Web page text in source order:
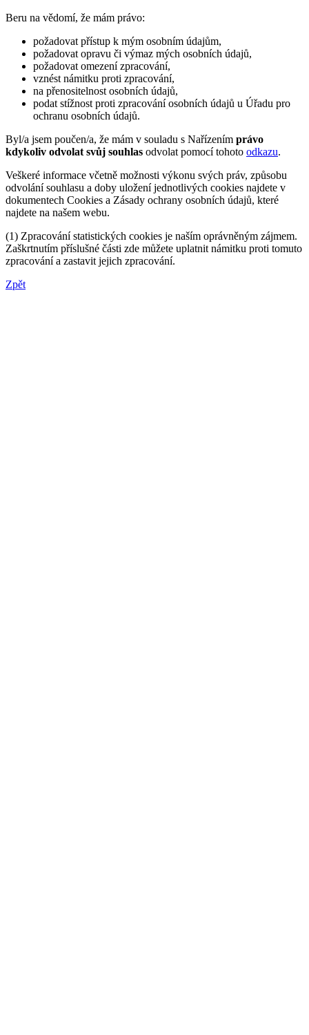
Beru na vědomí, že mám právo:
požadovat přístup k mým osobním údajům,
požadovat opravu či výmaz mých osobních údajů,
požadovat omezení zpracování,
vznést námitku proti zpracování,
na přenositelnost osobních údajů,
podat stížnost proti zpracování osobních údajů u Úřadu pro
ochranu osobních údajů.
Byl/a jsem poučen/a, že mám v souladu s Nařízením právo
kdykoliv odvolat svůj souhlas odvolat pomocí tohoto odkazu.
Veškeré informace včetně možnosti výkonu svých práv, způsobu
odvolání souhlasu a doby uložení jednotlivých cookies najdete v
dokumentech Cookies a Zásady ochrany osobních údajů, které
najdete na našem webu.
(1) Zpracování statistických cookies je naším oprávněným zájmem.
Zaškrtnutím příslušné části zde můžete uplatnit námitku proti tomuto
zpracování a zastavit jejich zpracování.
Zpět